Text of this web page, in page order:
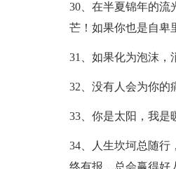
30、在半夏锦年的流
芒！如果你也是自卑
31、如果化为泡沫，
32、没有人会为你的
33、你是太阳，我是
34、人生坎坷总随行
终有报，总会赢得好